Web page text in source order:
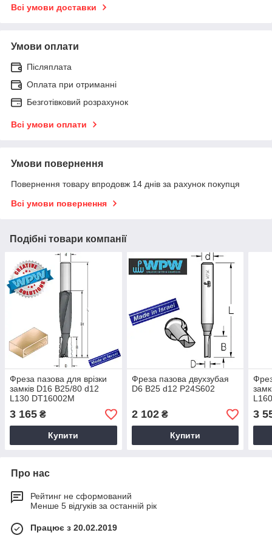
Всі умови доставки
Умови оплати
Післяплата
Оплата при отриманні
Безготівковий розрахунок
Всі умови оплати
Умови повернення
Повернення товару впродовж 14 днів за рахунок покупця
Всі умови повернення
Подібні товари компанії
Фреза пазова для врізки
замків D16 B25/80 d12
L130 DT16002M
3 165 ₴
Купити
Фреза пазова двухзубая
D6 B25 d12 P24S602
2 102₴
Купити
3
Про нас
Рейтинг не сформований
Менше 5 відгуків за останній рік
Працює з 20.02.2019